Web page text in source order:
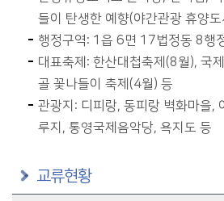
들이 탄생한 예향(야간관광 휴양
행정구역: 1읍 6면 17법정동 8행
대표축제: 한산대첩축제(8월), 국
골 꽃나들이 축제(4월) 등
관광지: 디피랑, 동피랑 벽화마을,
루지, 통영국제음악당, 욕지도 등
교류현황